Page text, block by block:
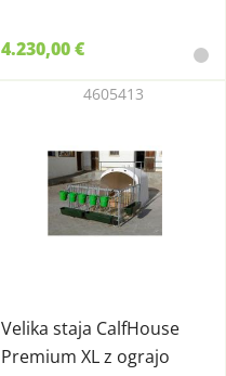
4.230,00 €
Velika staja CalfHouse
Premium XL z ograjo
4605413